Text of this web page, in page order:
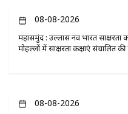
08-08-2026
महासमुंद : उल्लास नव भारत साक्षरता
मोहल्लों में साक्षरता कक्षाएं संचालित की
08-08-2026